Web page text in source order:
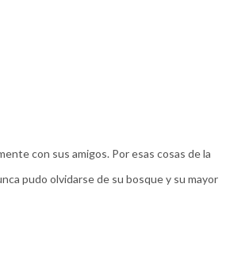
con sus amigos. Por esas cosas de la
pudo olvidarse de su bosque y su mayor